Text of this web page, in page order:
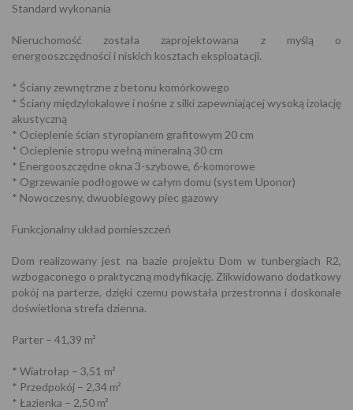
Standard wykonania
Nieruchomość została zaprojektowana z myślą o
energooszczędności i niskich kosztach eksploatacji.
* Ściany zewnętrzne z betonu komórkowego
* Ściany międzylokalowe i nośne z silki zapewniającej wysoką izolację
akustyczną
* Ocieplenie ścian styropianem grafitowym 20 cm
* Ocieplenie stropu wełną mineralną 30 cm
* Energooszczędne okna 3-szybowe, 6-komorowe
* Ogrzewanie podłogowe w całym domu (system Uponor)
* Nowoczesny, dwuobiegowy piec gazowy
Funkcjonalny układ pomieszczeń
Dom realizowany jest na bazie projektu Dom w tunbergiach R2,
wzbogaconego o praktyczną modyfikację. Zlikwidowano dodatkowy
pokój na parterze, dzięki czemu powstała przestronna i doskonale
doświetlona strefa dzienna.
Parter – 41,39 m²
* Wiatrołap – 3,51 m²
* Przedpokój – 2,34 m²
* Łazienka – 2,50 m²